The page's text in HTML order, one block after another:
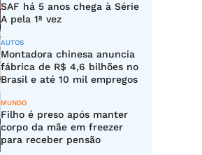
SAF há 5 anos chega à Série
A pela 1ª vez
AUTOS
Montadora chinesa anuncia
fábrica de R$ 4,6 bilhões no
Brasil e até 10 mil empregos
MUNDO
Filho é preso após manter
corpo da mãe em freezer
para receber pensão